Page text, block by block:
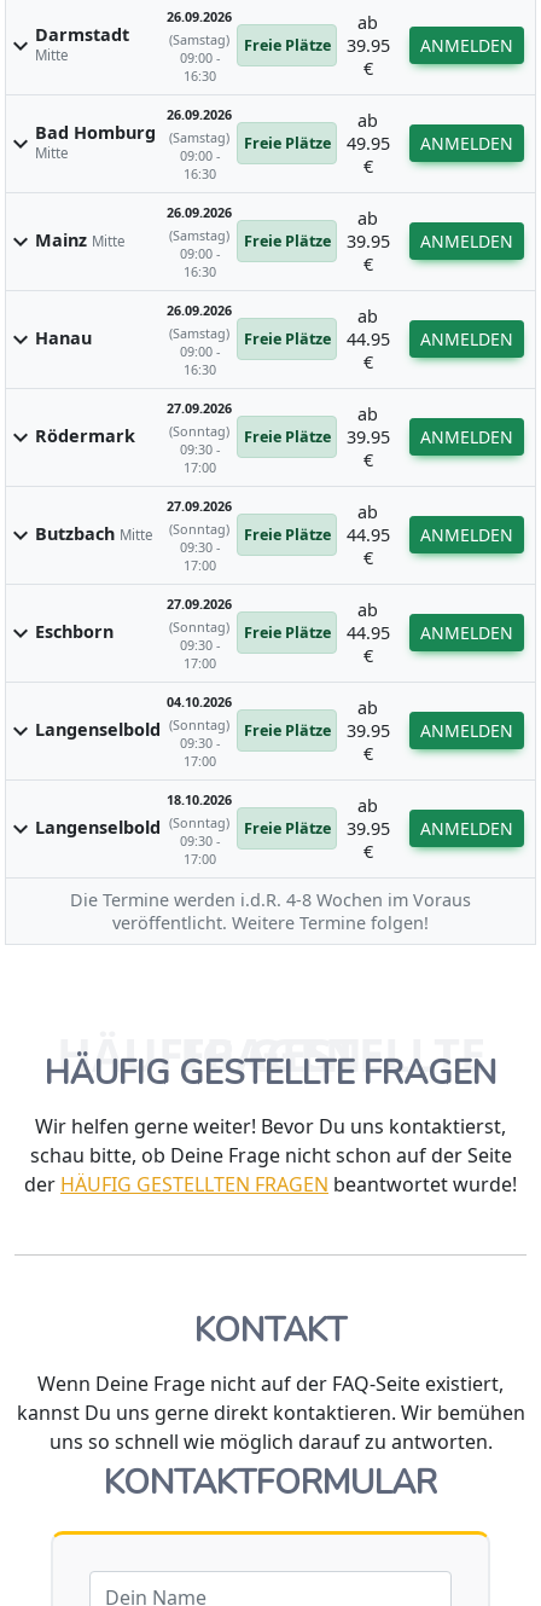
expand_more Darmstadt
Mitte
26.09.2026
(Samstag)
09:00 -
16:30
Freie Plätze
ab
39.95
€
ANMELDEN
expand_more Bad Homburg
Mitte
26.09.2026
(Samstag)
09:00 -
16:30
Freie Plätze
ab
49.95
€
ANMELDEN
expand_more Mainz Mitte
26.09.2026
(Samstag)
09:00 -
16:30
Freie Plätze
ab
39.95
€
ANMELDEN
expand_more Hanau
26.09.2026
(Samstag)
09:00 -
16:30
Freie Plätze
ab
44.95
€
ANMELDEN
expand_more Rödermark
27.09.2026
(Sonntag)
09:30 -
17:00
Freie Plätze
ab
39.95
€
ANMELDEN
expand_more Butzbach Mitte
27.09.2026
(Sonntag)
09:30 -
17:00
Freie Plätze
ab
44.95
€
ANMELDEN
expand_more Eschborn
27.09.2026
(Sonntag)
09:30 -
17:00
Freie Plätze
ab
44.95
€
ANMELDEN
expand_more Langenselbold
04.10.2026
(Sonntag)
09:30 -
17:00
Freie Plätze
ab
39.95
€
ANMELDEN
expand_more Langenselbold
18.10.2026
(Sonntag)
09:30 -
17:00
Freie Plätze
ab
39.95
€
ANMELDEN
Die Termine werden i.d.R. 4-8 Wochen im Voraus
veröffentlicht. Weitere Termine folgen!
HÄUFIG GESTELLTE FRAGEN
HÄUFIG GESTELLTE FRAGEN
Wir helfen gerne weiter! Bevor Du uns kontaktierst,
schau bitte, ob Deine Frage nicht schon auf der Seite
der HÄUFIG GESTELLTEN FRAGEN beantwortet wurde!
KONTAKT
Wenn Deine Frage nicht auf der FAQ-Seite existiert,
kannst Du uns gerne direkt kontaktieren. Wir bemühen
uns so schnell wie möglich darauf zu antworten.
KONTAKTFORMULAR